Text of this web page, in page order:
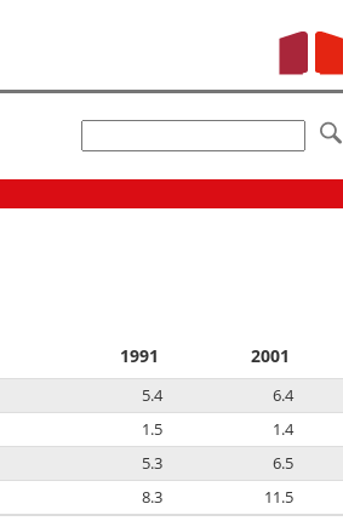
1991 2001
5.4 6.4
1.5 1.4
5.3 6.5
8.3 11.5